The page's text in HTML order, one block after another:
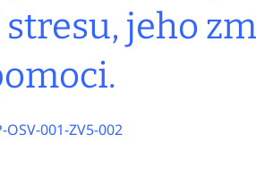
jeho
OSV-001-ZV5-002